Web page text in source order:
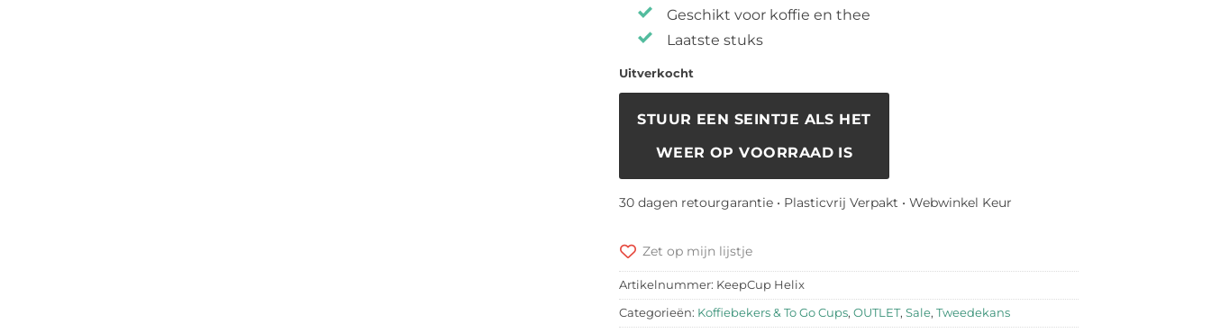
Geschikt voor koffie en thee
Laatste stuks
Uitverkocht
STUUR EEN SEINTJE ALS HET
WEER OP VOORRAAD IS
30 dagen retourgarantie • Plasticvrij Verpakt • Webwinkel Keur
Zet op mijn lijstje
Artikelnummer: KeepCup Helix
Categorieën: Koffiebekers & To Go Cups, OUTLET, Sale, Tweedekans